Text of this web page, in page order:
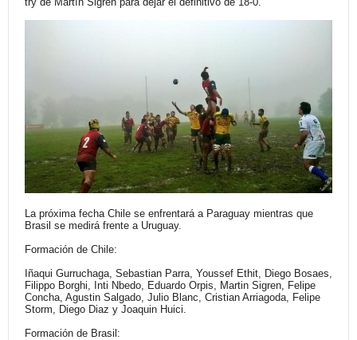
La próxima fecha Chile se enfrentará a Paraguay mientras que
Brasil se medirá frente a Uruguay.
Formación de Chile:
Iñaqui Gurruchaga, Sebastian Parra, Youssef Ethit, Diego Bosaes,
Filippo Borghi, Inti Nbedo, Eduardo Orpis, Martin Sigren, Felipe
Concha, Agustin Salgado, Julio Blanc, Cristian Arriagoda, Felipe
Storm, Diego Diaz y Joaquin Huici.
Formación de Brasil: